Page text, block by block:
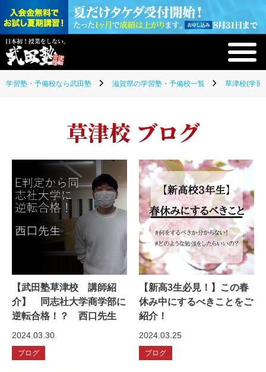
学習塾・予備校なら武田塾 滋賀県の学習塾・予備校一覧 草津校(学習
草津校 ブログ
【武田塾草津校 講師紹
介】 同志社大学商学部に
逆転合格！？ 西口先生
2024.03.30
ブログ
【新高3生必見！】この春
休み中にするべきことをご
紹介！
2024.03.25
ブログ